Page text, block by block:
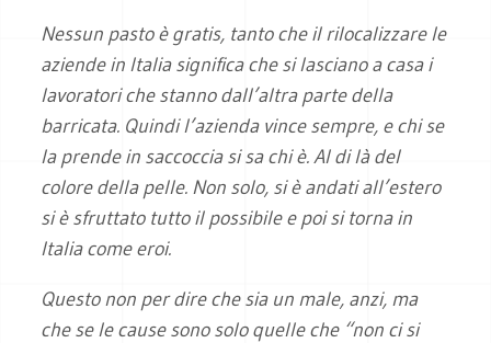
Nessun pasto è gratis, tanto che il rilocalizzare le
aziende in Italia significa che si lasciano a casa i
lavoratori che stanno dall’altra parte della
barricata. Quindi l’azienda vince sempre, e chi se
la prende in saccoccia si sa chi è. Al di là del
colore della pelle. Non solo, si è andati all’estero
si è sfruttato tutto il possibile e poi si torna in
Italia come eroi.
Questo non per dire che sia un male, anzi, ma
che se le cause sono solo quelle che “non ci si